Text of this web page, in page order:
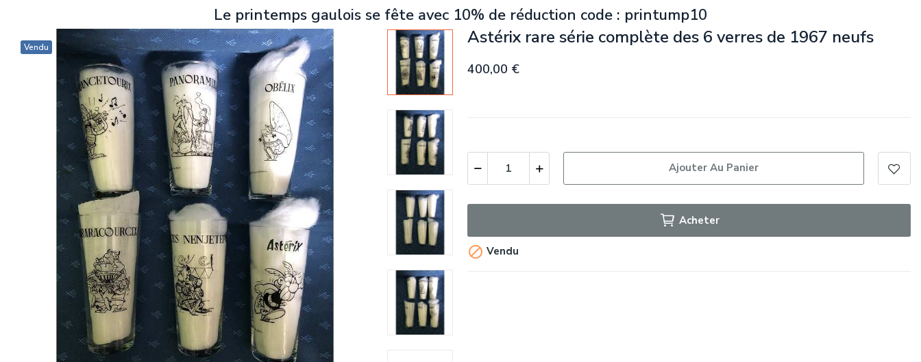
Le printemps gaulois se fête avec 10% de réduction code : printump10
Vendu Astérix rare série complète des 6 verres de 1967 neufs
400,00 €
Ajouter Au Panier
Acheter
 Vendu